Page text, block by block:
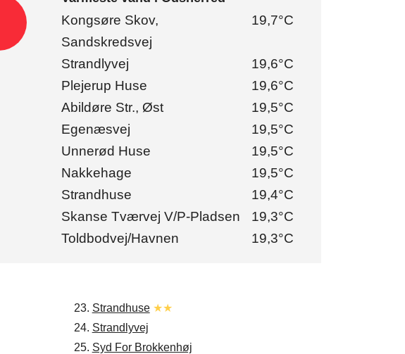
Kongsøre Skov,
Sandskredsvej
19,7°C
Strandlyvej
19,6°C
Plejerup Huse
19,6°C
Abildøre Str., Øst
19,5°C
Egenæsvej
19,5°C
Unnerød Huse
19,5°C
Nakkehage
19,5°C
Strandhuse
19,4°C
Skanse Tværvej V/P-Pladsen
19,3°C
Toldbodvej/Havnen
19,3°C
23. Strandhuse ★★
24. Strandlyvej
25. Syd For Brokkenhøj